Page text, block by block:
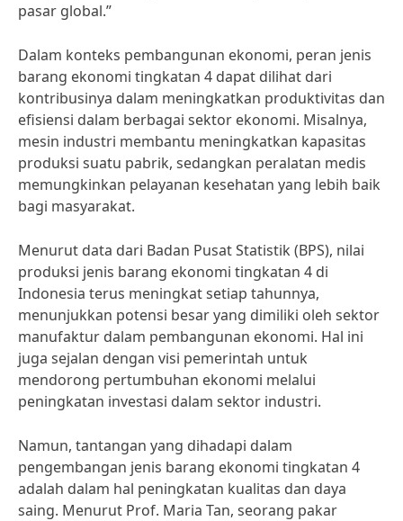
pasar global.”
Dalam konteks pembangunan ekonomi, peran jenis
barang ekonomi tingkatan 4 dapat dilihat dari
kontribusinya dalam meningkatkan produktivitas dan
efisiensi dalam berbagai sektor ekonomi. Misalnya,
mesin industri membantu meningkatkan kapasitas
produksi suatu pabrik, sedangkan peralatan medis
memungkinkan pelayanan kesehatan yang lebih baik
bagi masyarakat.
Menurut data dari Badan Pusat Statistik (BPS), nilai
produksi jenis barang ekonomi tingkatan 4 di
Indonesia terus meningkat setiap tahunnya,
menunjukkan potensi besar yang dimiliki oleh sektor
manufaktur dalam pembangunan ekonomi. Hal ini
juga sejalan dengan visi pemerintah untuk
mendorong pertumbuhan ekonomi melalui
peningkatan investasi dalam sektor industri.
Namun, tantangan yang dihadapi dalam
pengembangan jenis barang ekonomi tingkatan 4
adalah dalam hal peningkatan kualitas dan daya
saing. Menurut Prof. Maria Tan, seorang pakar